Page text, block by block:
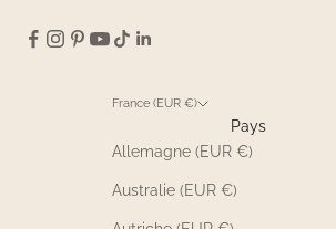
France (EUR €)
Pays
Allemagne (EUR €)
Australie (EUR €)